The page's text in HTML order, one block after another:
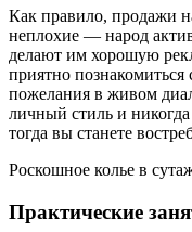
Как правило, продажи
неплохие — народ
делают им хорошую
приятно познакомиться
пожелания в живом
личный стиль и никогда
тогда вы станете
Роскошное колье в
Практические